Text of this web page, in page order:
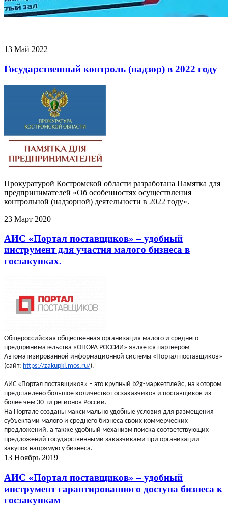
13 Май 2022
Государственный контроль (надзор) в 2022 году
Прокуратурой Костромской области разработана Памятка для
предпринимателей «Об особенностях осуществления
контрольной (надзорной) деятельности в 2022 году».
23 Март 2020
АИС «Портал поставщиков» – удобный
инструмент для участия малого бизнеса в
госзакупках.
Общероссийская общественная организация малого и среднего
предпринимательства «ОПОРА РОССИИ» является партнером
Автоматизированной информационной системы «Портал поставщиков»
(сайт: https://zakupki.mos.ru/).
АИС «Портал поставщиков» – это крупный b2g-маркетплейс, на котором
представлено большое количество госзаказчиков и поставщиков из
более чем 30-ти регионов России.
На Портале созданы максимально удобные условия для размещения
субъектами малого и среднего бизнеса своих коммерческих
предложений, а также удобный механизм поиска соответствующих
предложений государственными заказчиками при организации
закупок напрямую у бизнеса.
13 Ноябрь 2019
АИС «Портал поставщиков» – удобный
инструмент гарантированного доступа бизнеса к
госзакупкам